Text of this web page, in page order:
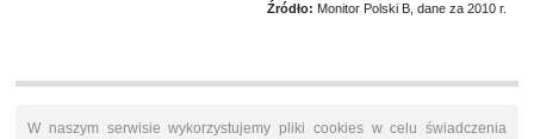
Źródło: Monitor Polski B, dane za 2010 r.
W naszym serwisie wykorzystujemy pliki cookies w celu świadczenia